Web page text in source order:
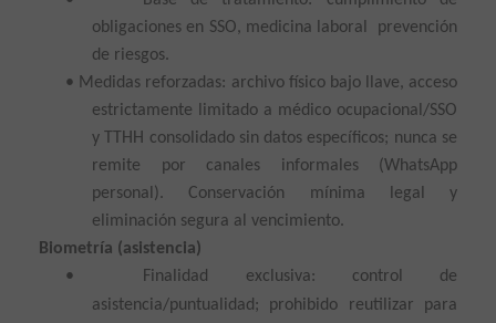
obligaciones en SSO, medicina laboral prevención
de riesgos.
• Medidas reforzadas: archivo físico bajo llave, acceso
estrictamente limitado a médico ocupacional/SSO
y TTHH consolidado sin datos específicos; nunca se
remite por canales informales (WhatsApp
personal). Conservación mínima legal y
eliminación segura al vencimiento.
Biometría (asistencia)
•
Finalidad exclusiva: control de
asistencia/puntualidad; prohibido reutilizar para